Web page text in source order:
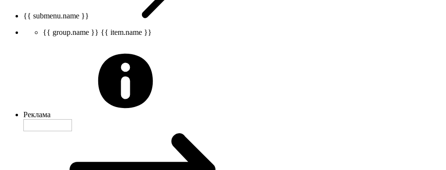
{{ submenu.name }}
{{ group.name }} {{ item.name }}
Реклама